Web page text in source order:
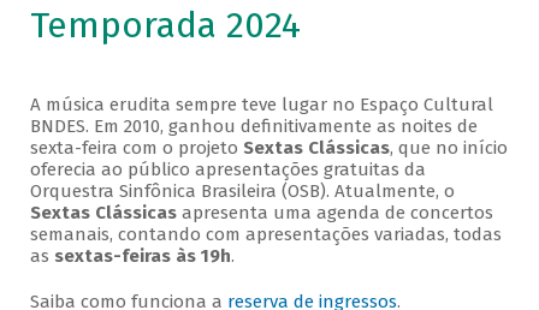
Temporada 2024
A música erudita sempre teve lugar no Espaço Cultural
BNDES. Em 2010, ganhou definitivamente as noites de
sexta-feira com o projeto Sextas Clássicas, que no início
oferecia ao público apresentações gratuitas da
Orquestra Sinfônica Brasileira (OSB). Atualmente, o
Sextas Clássicasapresenta uma agenda de concertos
semanais, contando com apresentações variadas, todas
as sextas-feiras às 19h.
Saiba como funciona a reserva de ingressos.